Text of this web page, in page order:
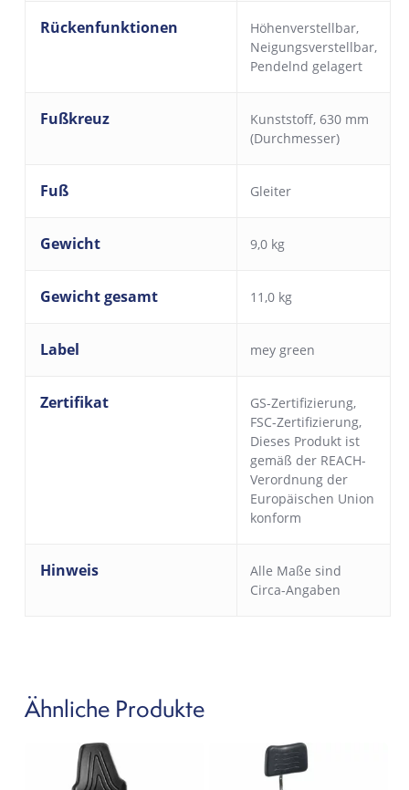
Rückenfunktionen Höhenverstellbar,
Neigungsverstellbar,
Pendelnd gelagert
Fußkreuz
Kunststoff, 630 mm
(Durchmesser)
Fuß Gleiter
Gewicht 9,0 kg
Gewicht gesamt 11,0 kg
Label mey green
Zertifikat GS-Zertifizierung,
FSC-Zertifizierung,
Dieses Produkt ist
gemäß der REACH-
Verordnung der
Europäischen Union
konform
Hinweis
Alle Maße sind
Circa-Angaben
Ähnliche Produkte